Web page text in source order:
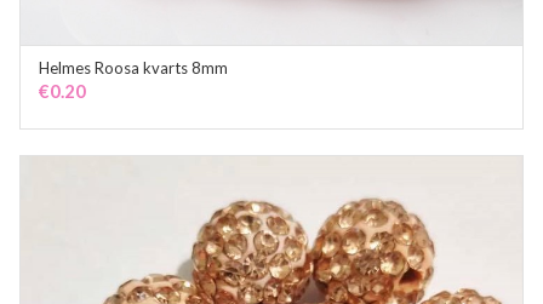
Helmes Roosa kvarts 8mm
€0.20